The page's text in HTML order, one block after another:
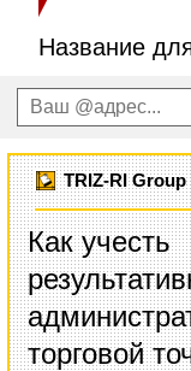
Название
TRIZ-RI Group
Как учесть
торговой